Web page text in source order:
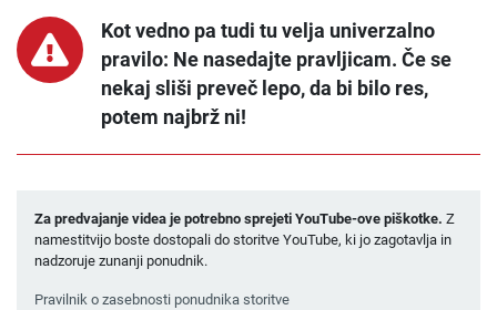
Kot vedno pa tudi tu velja univerzalno
pravilo: Ne nasedajte pravljicam. Če se
nekaj sliši preveč lepo, da bi bilo res,
potem najbrž ni!
Za predvajanje videa je potrebno sprejeti YouTube-ove piškotke. Z
namestitvijo boste dostopali do storitve YouTube, ki jo zagotavlja in
nadzoruje zunanji ponudnik.
Pravilnik o zasebnosti ponudnika storitve